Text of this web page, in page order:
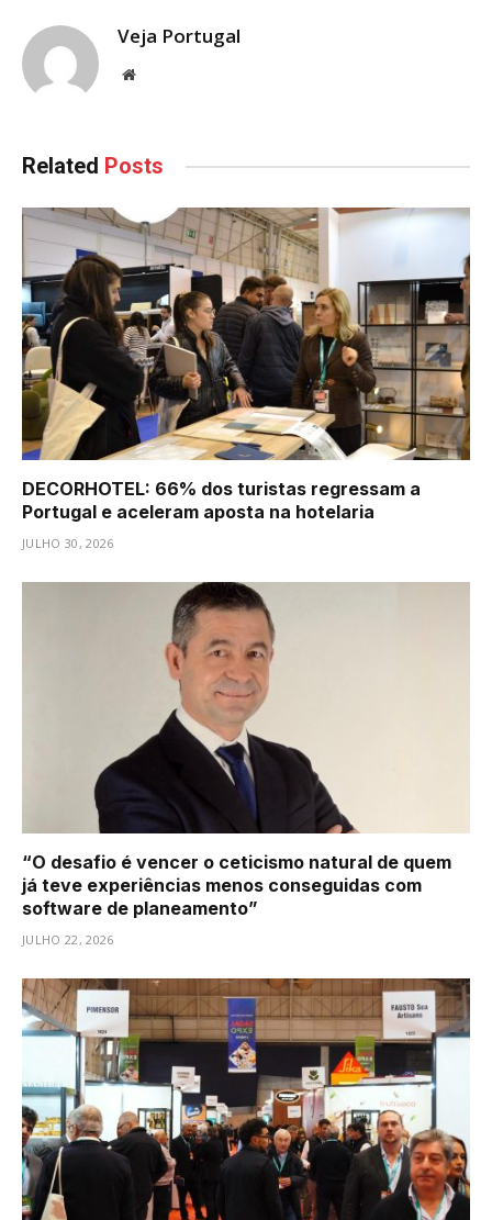
Veja Portugal
Website
Related Posts
DECORHOTEL: 66% dos turistas regressam a
Portugal e aceleram aposta na hotelaria
JULHO 30, 2026
“O desafio é vencer o ceticismo natural de quem
já teve experiências menos conseguidas com
software de planeamento”
JULHO 22, 2026